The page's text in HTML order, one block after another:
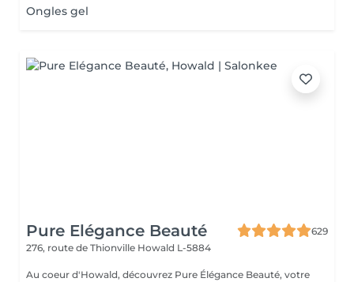
Ongles gel
Pure Elégance Beauté
629
276, route de Thionville Howald L-5884
Au coeur d'Howald, découvrez Pure Élégance Beauté, votre